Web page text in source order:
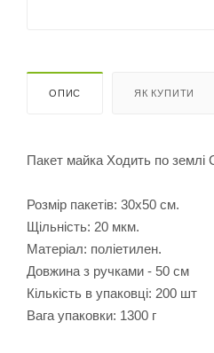
ОПИС ЯК КУПИТИ
Пакет майка Ходить по землі
Розмір пакетів: 30х50 см.
Щільність: 20 мкм.
Матеріал: поліетилен.
Довжина з ручками - 50 см
Кількість в упаковці: 200 шт
Вага упаковки: 1300 г